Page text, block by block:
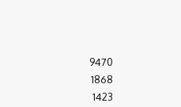
9470
1868
1423